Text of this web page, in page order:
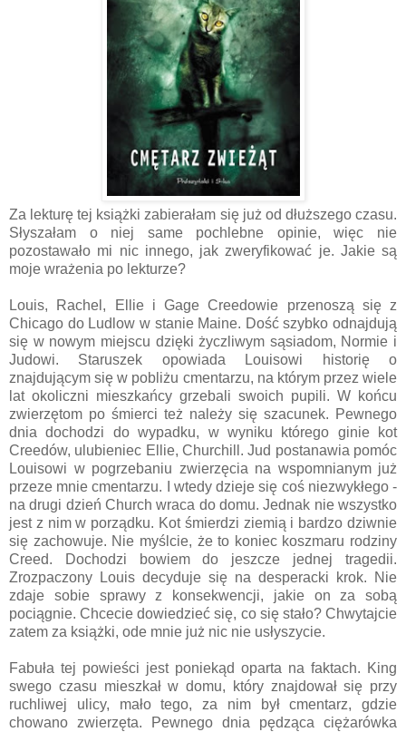
Za lekturę tej książki zabierałam się już od dłuższego czasu.
Słyszałam o niej same pochlebne opinie, więc nie
pozostawało mi nic innego, jak zweryfikować je. Jakie są
moje wrażenia po lekturze?
Louis, Rachel, Ellie i Gage Creedowie przenoszą się z
Chicago do Ludlow w stanie Maine. Dość szybko odnajdują
się w nowym miejscu dzięki życzliwym sąsiadom, Normie i
Judowi. Staruszek opowiada Louisowi historię o
znajdującym się w pobliżu cmentarzu, na którym przez wiele
lat okoliczni mieszkańcy grzebali swoich pupili. W końcu
zwierzętom po śmierci też należy się szacunek. Pewnego
dnia dochodzi do wypadku, w wyniku którego ginie kot
Creedów, ulubieniec Ellie, Churchill. Jud postanawia pomóc
Louisowi w pogrzebaniu zwierzęcia na wspomnianym już
przeze mnie cmentarzu. I wtedy dzieje się coś niezwykłego -
na drugi dzień Church wraca do domu. Jednak nie wszystko
jest z nim w porządku. Kot śmierdzi ziemią i bardzo dziwnie
się zachowuje. Nie myślcie, że to koniec koszmaru rodziny
Creed. Dochodzi bowiem do jeszcze jednej tragedii.
Zrozpaczony Louis decyduje się na desperacki krok. Nie
zdaje sobie sprawy z konsekwencji, jakie on za sobą
pociągnie. Chcecie dowiedzieć się, co się stało? Chwytajcie
zatem za książki, ode mnie już nic nie usłyszycie.
Fabuła tej powieści jest poniekąd oparta na faktach. King
swego czasu mieszkał w domu, który znajdował się przy
ruchliwej ulicy, mało tego, za nim był cmentarz, gdzie
chowano zwierzęta. Pewnego dnia pędząca ciężarówka